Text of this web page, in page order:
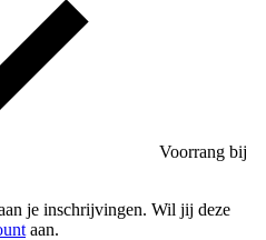
Voorrang bij
je inschrijvingen. Wil jij deze
aan.